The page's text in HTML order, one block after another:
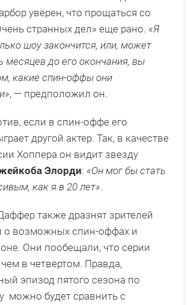
уверен, что прощаться со
странных дел» еще рано. «Я
шоу закончится, или, может
месяцев до его окончания, вы
какие спин-оффы они
, — предположил он.
если в спин-оффе его
другой актер. Так, в качестве
Хоппера он видит звезду
Элорди: «Он мог бы стать
как я в 20 лет».
также дразнят зрителей
о возможных спин-оффах и
Они пообещали, что серии
чем в четвертом. Правда,
эпизод пятого сезона по
можно будет сравнить с